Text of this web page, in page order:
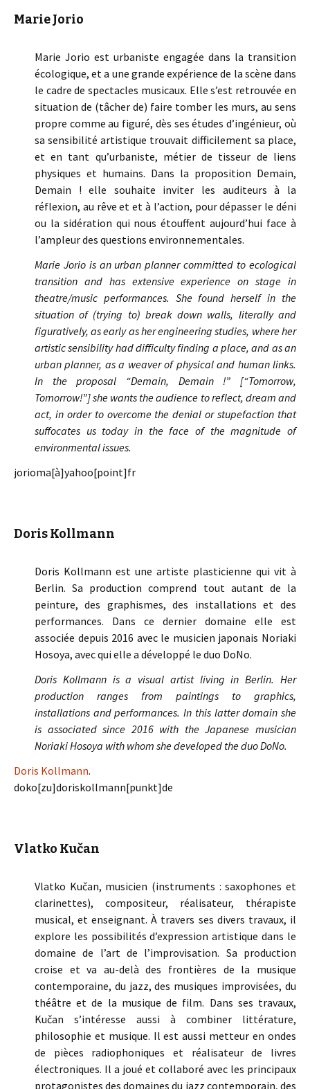
Marie Jorio
Marie Jorio est urbaniste engagée dans la transition
écologique, et a une grande expérience de la scène dans
le cadre de spectacles musicaux. Elle s’est retrouvée en
situation de (tâcher de) faire tomber les murs, au sens
propre comme au figuré, dès ses études d’ingénieur, où
sa sensibilité artistique trouvait difficilement sa place,
et en tant qu’urbaniste, métier de tisseur de liens
physiques et humains. Dans la proposition Demain,
Demain ! elle souhaite inviter les auditeurs à la
réflexion, au rêve et et à l’action, pour dépasser le déni
ou la sidération qui nous étouffent aujourd’hui face à
l’ampleur des questions environnementales.
Marie Jorio is an urban planner committed to ecological
transition and has extensive experience on stage in
theatre/music performances. She found herself in the
situation of (trying to) break down walls, literally and
figuratively, as early as her engineering studies, where her
artistic sensibility had difficulty finding a place, and as an
urban planner, as a weaver of physical and human links.
In the proposal “Demain, Demain !” [“Tomorrow,
Tomorrow!”] she wants the audience to reflect, dream and
act, in order to overcome the denial or stupefaction that
suffocates us today in the face of the magnitude of
environmental issues.
jorioma[à]yahoo[point]fr
Doris Kollmann
Doris Kollmann est une artiste plasticienne qui vit à
Berlin. Sa production comprend tout autant de la
peinture, des graphismes, des installations et des
performances. Dans ce dernier domaine elle est
associée depuis 2016 avec le musicien japonais Noriaki
Hosoya, avec qui elle a développé le duo DoNo.
Doris Kollmann is a visual artist living in Berlin. Her
production ranges from paintings to graphics,
installations and performances. In this latter domain she
is associated since 2016 with the Japanese musician
Noriaki Hosoya with whom she developed the duo DoNo.
Doris Kollmann.
doko[zu]doriskollmann[punkt]de
Vlatko Kučan
Vlatko Kučan, musicien (instruments : saxophones et
clarinettes), compositeur, réalisateur, thérapiste
musical, et enseignant. À travers ses divers travaux, il
explore les possibilités d’expression artistique dans le
domaine de l’art de l’improvisation. Sa production
croise et va au-delà des frontières de la musique
contemporaine, du jazz, des musiques improvisées, du
théâtre et de la musique de film. Dans ses travaux,
Kučan s’intéresse aussi à combiner littérature,
philosophie et musique. Il est aussi metteur en ondes
de pièces radiophoniques et réalisateur de livres
électroniques. Il a joué et collaboré avec les principaux
protagonistes des domaines du jazz contemporain, des